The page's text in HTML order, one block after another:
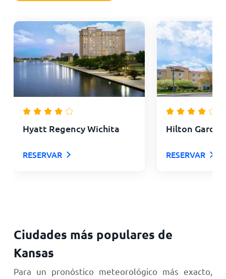
Hyatt Regency Wichita
RESERVAR
Hilton
RESERVAR
Ciudades más populares de
Kansas
Para un pronóstico meteorológico más exacto,